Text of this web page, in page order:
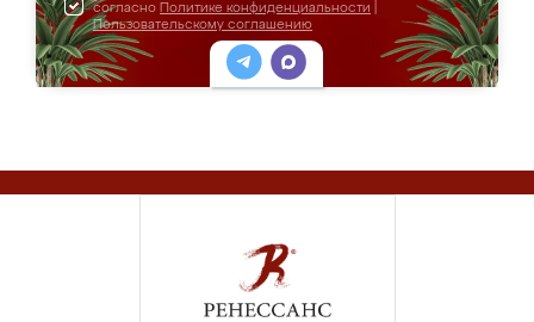
согласно Политике конфиденциальности
Пользовательскому соглашению